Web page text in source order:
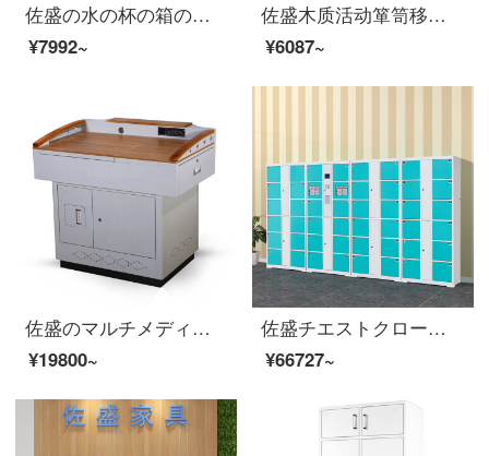
佐盛の水の杯の箱のお茶の水の箱の従業員の食器棚の水の杯は棚の鋼製のロッカーの30格を保管します。
¥7992~
佐盛木质活动箪笥移动棚棚棚チェスト资料ロッカー机の下にある小さな戸棚の小さなキャバクラ
¥6087~
佐盛のマルチメディアの教壇のニュース教室の先生の鋼制の中で訴える講演台のディスプレイの監視・制御台のデスクの操作台の多機能のデカク
¥19800~
佐盛チエストクロークスーパーマーケットロッカー48門果緑微信スキャンコード
¥66727~